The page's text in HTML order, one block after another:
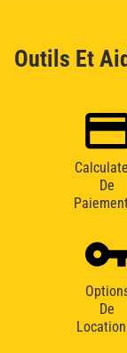
Outils Et
De
De
Location